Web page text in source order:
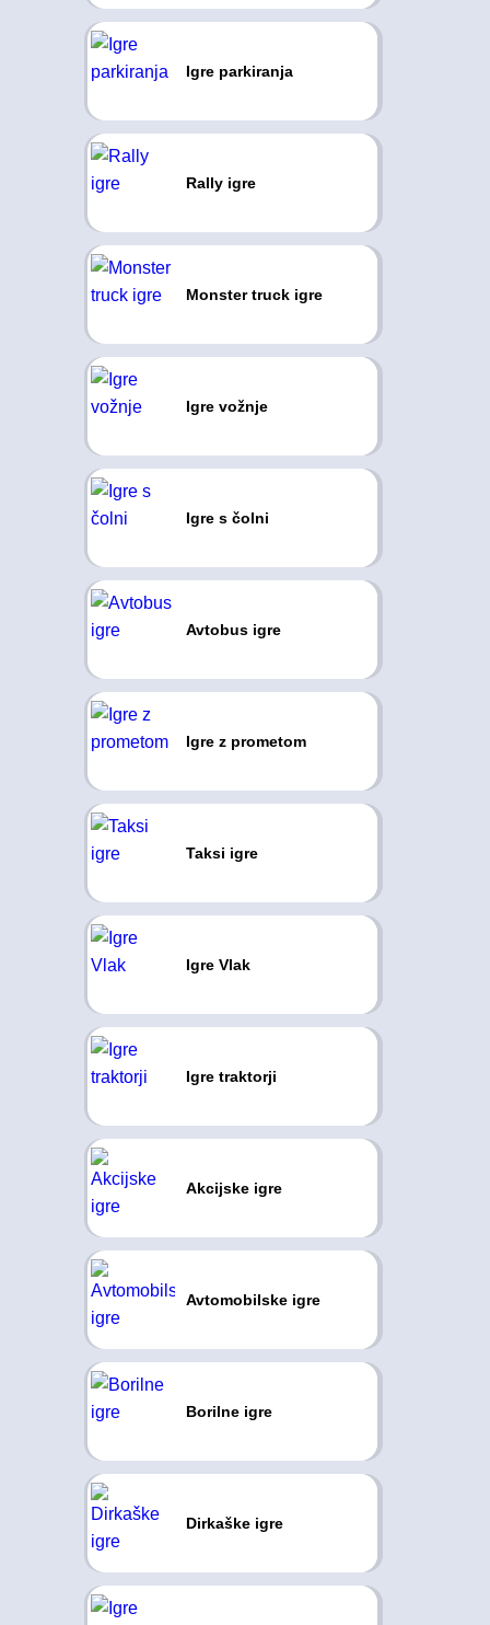
Igre parkiranja
Rally igre
Monster truck igre
Igre vožnje
Igre s čolni
Avtobus igre
Igre z prometom
Taksi igre
Igre Vlak
Igre traktorji
Akcijske igre
Avtomobilske igre
Borilne igre
Dirkaške igre